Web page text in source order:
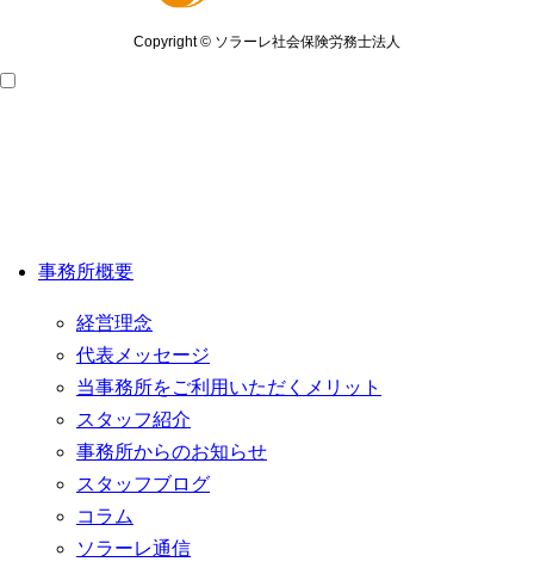
Copyright © ソラーレ社会保険労務士法人
事務所概要
経営理念
代表メッセージ
当事務所をご利用いただくメリット
スタッフ紹介
事務所からのお知らせ
スタッフブログ
コラム
ソラーレ通信